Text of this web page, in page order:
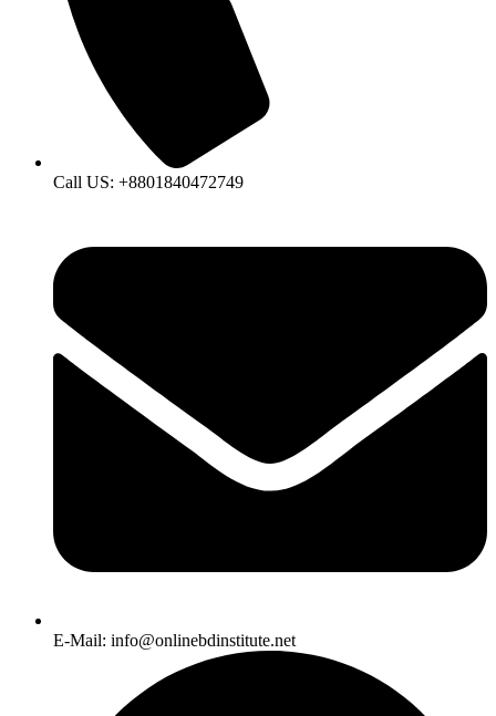
Call US: +8801840472749
E-Mail: info@onlinebdinstitute.net